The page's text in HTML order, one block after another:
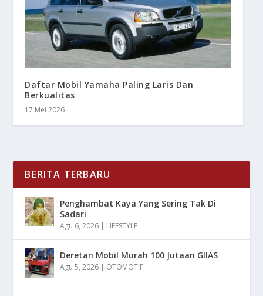
Daftar Mobil Yamaha Paling Laris Dan
Berkualitas
17 Mei 2026
BERITA TERBARU
Penghambat Kaya Yang Sering Tak Di
Sadari
Agu 6, 2026 | LIFESTYLE
Deretan Mobil Murah 100 Jutaan GIIAS
Agu 5, 2026 | OTOMOTIF